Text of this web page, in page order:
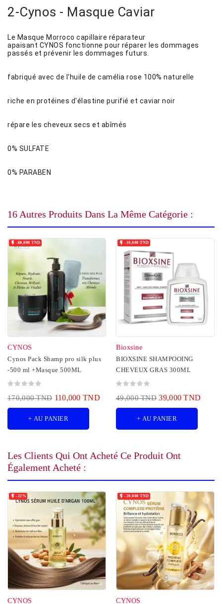
2-Cynos - Masque Caviar
Le Masque Morroco capillaire réparateur
apaisant CYNOS fonctionne pour réparer les dommages
passés et prévenir les dommages futurs.
fabriqué avec de l'huile de camélia rose 100% naturelle
riche en protéines d'élastine purifié et caviar noir
répare les cheveux secs et abîmés
0% SULFATE
0% PARABEN
16 Autres Produits Dans La Même Catégorie :
-60,000 TND
CYNOS
Cynos Pack Shamp pro silk plus
-500 ml +Masque 500ML
170,000 TND 110,000 TND
+ AU PANIER
-10,000 TND
Bioxsine
BIOXSINE SHAMPOOING
CHEVEUX GRAS 300ML
49,000 TND 39,000 TND
+ AU PANIER
Les Clients Qui Ont Acheté Ce Produit Ont
Également Acheté :
 -22%
CYNOS
-20,000 TND
CYNOS